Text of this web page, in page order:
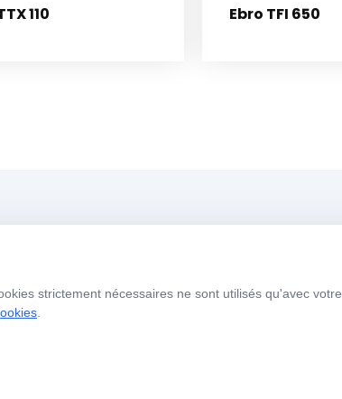
110 Ebro TFI 650
Nous
strictement nécessaires ne sont utilisés qu'avec votre